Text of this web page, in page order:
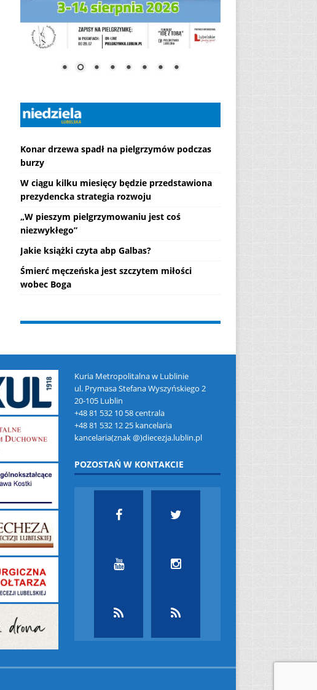
Konar drzewa spadł na pielgrzymów podczas
burzy
W ciągu kilku miesięcy będzie przedstawiona
prezydencka strategia rozwoju
„W pieszym pielgrzymowaniu jest coś
niezwykłego”
Jakie książki czyta abp Galbas?
Śmierć męczeńska jest szczytem miłości
wobec Boga
Kuria Metropolitalna w Lublinie
ul. Prymasa Stefana Wyszyńskiego 2
20-105 Lublin
+48 81 532 10 58 centrala
+48 81 532 12 25 kancelaria
kancelaria(znak @)diecezja.lublin.pl
POZOSTAŃ W KONTAKCIE